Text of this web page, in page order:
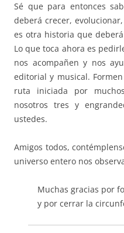
Sé que para entonces
deberá crecer,
es otra historia que
Lo que toca ahora es
nos acompañen y nos
editorial y musical.
ruta iniciada por
nosotros tres y
ustedes.
Amigos todos,
universo entero nos
Muchas gracias por
y por cerrar la